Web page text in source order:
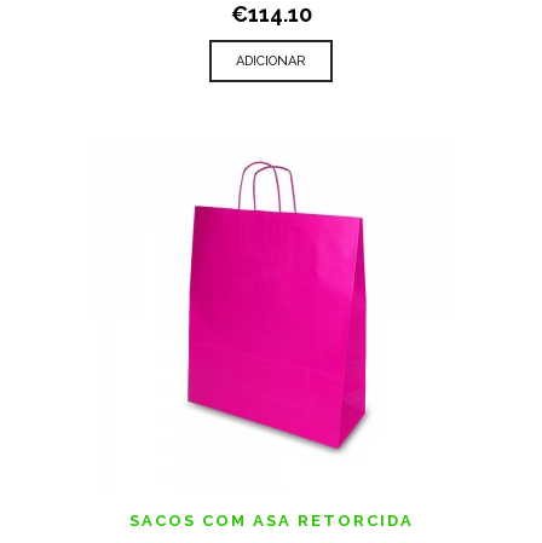
€114.10
ADICIONAR
SACOS COM ASA RETORCIDA